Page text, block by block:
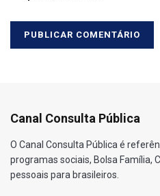
Canal Consulta Pública
O Canal Consulta Pública é
programas sociais, Bolsa Família,
pessoais para brasileiros.